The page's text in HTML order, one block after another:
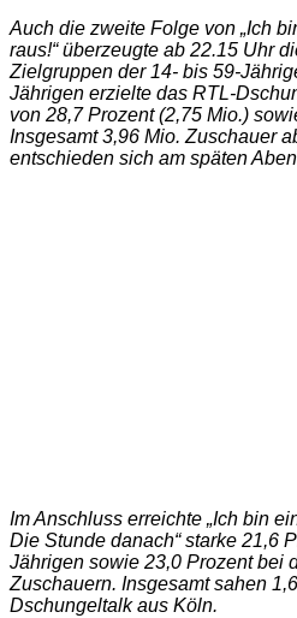
Auch die zweite Folge von „Ich
raus!“ überzeugte ab 22.15 Uhr
Zielgruppen der 14- bis 59-
Jährigen erzielte das RTL-
von 28,7 Prozent (2,75 Mio.)
Insgesamt 3,96 Mio. Zuschauer
entschieden sich am späten
Im Anschluss erreichte „Ich bin
Die Stunde danach“ starke 21,6
Jährigen sowie 23,0 Prozent bei
Zuschauern. Insgesamt sahen
Dschungeltalk aus Köln.